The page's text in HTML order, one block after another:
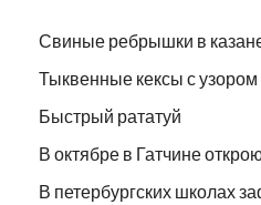
Свиные ребрышки в
Тыквенные кексы с узором
Быстрый рататуй
В октябре в Гатчине
В петербургских школах